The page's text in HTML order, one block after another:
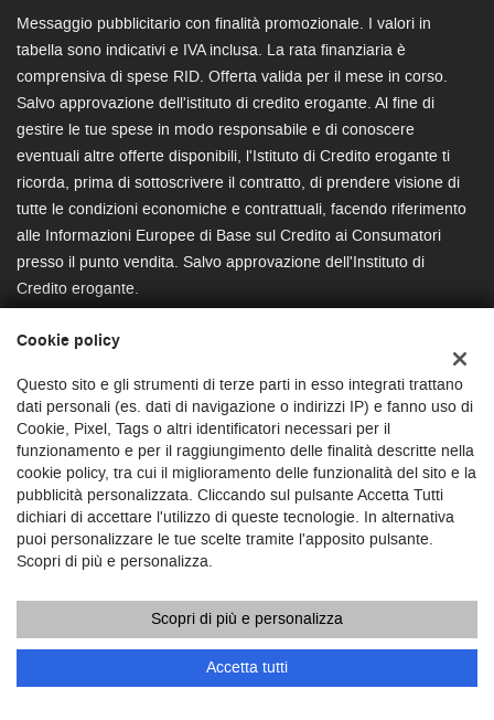
Contattaci
Ho letto e accettol'informativa privacy*
Acconsento al trattamento dei miei dati per finalità di
marketing
Invia la tua richiesta
Messaggio pubblicitario con finalità promozionale. I valori in
tabella sono indicativi e IVA inclusa. La rata finanziaria è
comprensiva di spese RID. Offerta valida per il mese in corso.
Salvo approvazione dell'istituto di credito erogante. Al fine di
gestire le tue spese in modo responsabile e di conoscere
eventuali altre offerte disponibili, l'Istituto di Credito erogante ti
ricorda, prima di sottoscrivere il contratto, di prendere visione di
tutte le condizioni economiche e contrattuali, facendo riferimento
alle Informazioni Europee di Base sul Credito ai Consumatori
presso il punto vendita. Salvo approvazione dell'Instituto di
Credito erogante.
PERMUTA
RICHIEDI TEST DRIVE
Vuoi saperne di più? Scrivici!
I campi contrassegnati con * sono obbligatori.
Servizio clienti
Cookie policy
Questo sito e gli strumenti di terze parti in esso integrati trattano
dati personali (es. dati di navigazione o indirizzi IP) e fanno uso di
Cookie, Pixel, Tags o altri identificatori necessari per il
funzionamento e per il raggiungimento delle finalità descritte nella
cookie policy, tra cui il miglioramento delle funzionalità del sito e la
pubblicità personalizzata. Cliccando sul pulsante Accetta Tutti
dichiari di accettare l'utilizzo di queste tecnologie. In alternativa
puoi personalizzare le tue scelte tramite l'apposito pulsante.
Scopri di più e personalizza.
Scopri di più e personalizza
Accetta tutti